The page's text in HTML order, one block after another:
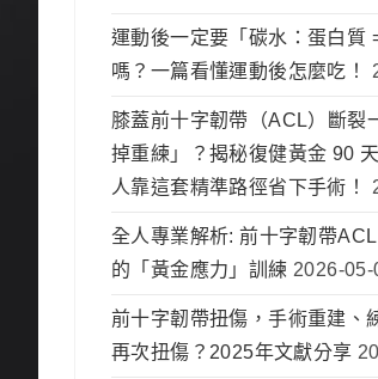
運動後一定要「碳水：蛋白質
嗎？一篇看懂運動後怎麼吃！
膝蓋前十字韌帶（ACL）斷裂
掉重練」？揭秘復健黃金 90
人靠這套精準路徑省下手術！
全人專業解析: 前十字韌帶
的「黃金應力」訓練 2026-05-
前十字韌帶扭傷，手術重建、
再次扭傷？2025年文獻分享